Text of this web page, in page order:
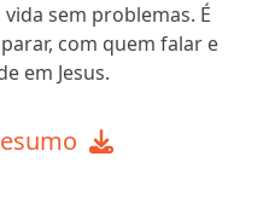
sem problemas. É
com quem falar e
em Jesus.